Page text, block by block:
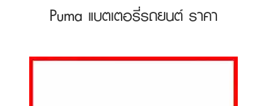
Puma แบตเตอรี่รถยนต์ ราคา